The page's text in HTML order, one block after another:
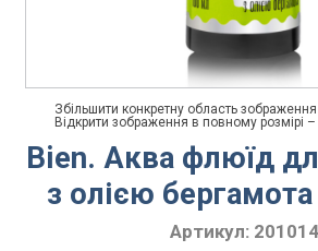
Збільшити конкретну область
Відкрити зображення в повному розмірі
Bien. Аква флюїд
з олією
Артикул: 201014